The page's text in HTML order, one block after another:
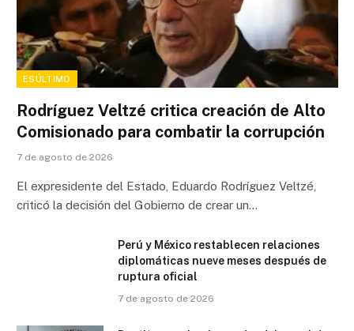
ESÚLTIMO
Rodríguez Veltzé critica creación de Alto
Comisionado para combatir la corrupción
7 de agosto de 2026
El expresidente del Estado, Eduardo Rodríguez Veltzé,
criticó la decisión del Gobierno de crear un…
Perú y México restablecen relaciones
diplomáticas nueve meses después de
ruptura oficial
7 de agosto de 2026